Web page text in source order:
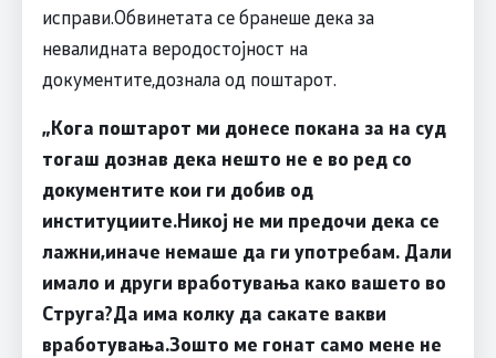
исправи.Обвинетата се бранеше дека за
невалидната веродостојност на
документите,дознала од поштарот.
„Кога поштарот ми донесе покана за на суд
тогаш дознав дека нешто не е во ред со
документите кои ги добив од
институциите.Никој не ми предочи дека се
лажни,иначе немаше да ги употребам. Дали
имало и други вработувања како вашето во
Струга?Да има колку да сакате вакви
вработувања.Зошто ме гонат само мене не